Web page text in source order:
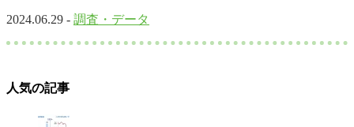
2024.06.29 - 調査・データ
人気の記事